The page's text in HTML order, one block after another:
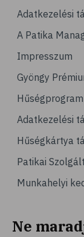
#
# tél
#
#
#
# szív- és
#
# mozgás
Adatkezelési
A Patika
Impresszum
Gyöngy
Hűségprogram
Adatkezelési
Hűségkártya
Patikai
Munkahelyi
Ne